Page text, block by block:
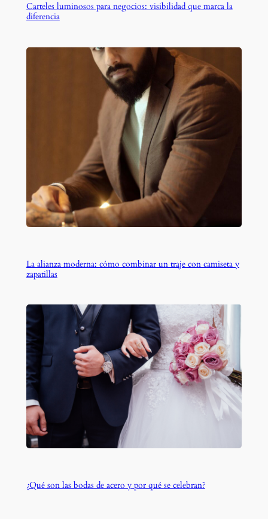
Carteles luminosos para negocios: visibilidad que marca la
diferencia
La alianza moderna: cómo combinar un traje con camiseta y
zapatillas
¿Qué son las bodas de acero y por qué se celebran?